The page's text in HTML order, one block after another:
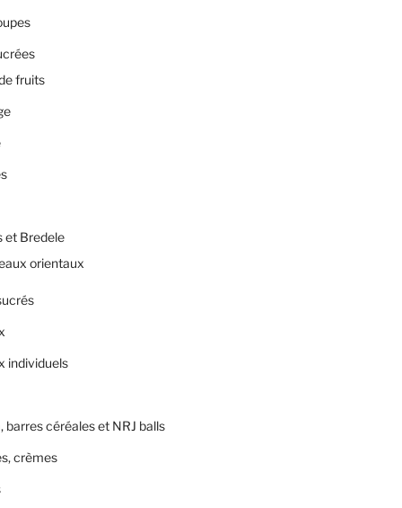
fruits
et Bredele
orientaux
individuels
barres céréales et NRJ balls
crèmes